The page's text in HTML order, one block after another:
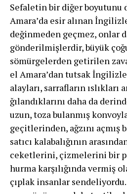
Sefaletin bir diğer boyutunu
Amara’da esir alınan
değinmeden geçmez, onlar
gönderilmişlerdir, büyük
sömürgelerden getirilen
el Amara’dan tutsak
alayları, sarrafların ıslıkları
ğılandıklarını daha da
uzun, toza bulanmış
geçitlerinden, ağzını açmış
satıcı kalabalığının
ceketlerini, çizmelerini bir
hurma karşılığında vermiş
çıplak insanlar